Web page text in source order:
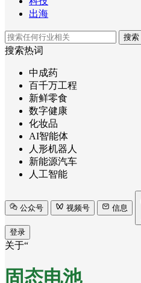
出海
搜索
搜索热词
中成药
百千万工程
新鲜零食
数字健康
化妆品
AI智能体
人形机器人
新能源汽车
人工智能
公众号 视频号
信息
登录
关于“
固态电池